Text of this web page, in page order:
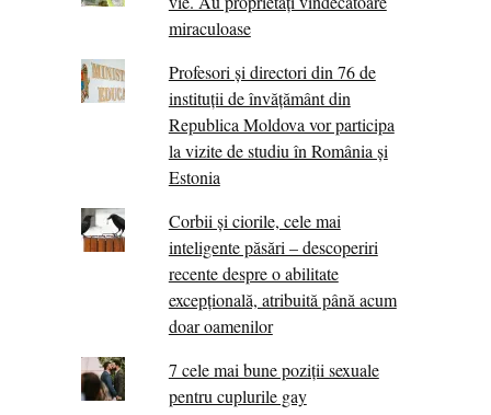
miraculoase
Profesori și directori din 76 de
instituții de învățământ din
Republica Moldova vor participa
la vizite de studiu în România și
Estonia
Corbii şi ciorile, cele mai
inteligente păsări – descoperiri
recente despre o abilitate
excepţională, atribuită până acum
doar oamenilor
7 cele mai bune poziții sexuale
pentru cuplurile gay